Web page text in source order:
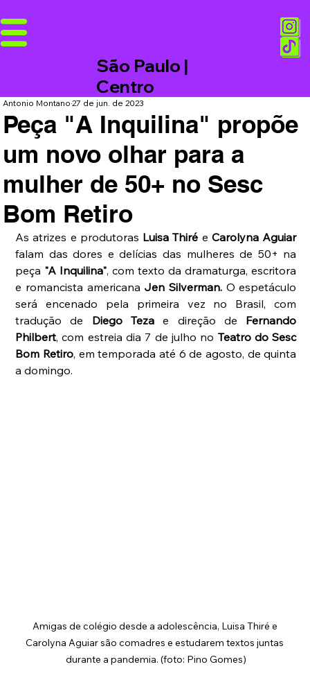
São Paulo |
Centro
Peça "A Inquilina" propõe
um novo olhar para a
mulher de 50+ no Sesc
Bom Retiro
Antonio Montano27 de jun. de 2023
As atrizes e produtoras Luisa Thiré e Carolyna Aguiar
falam das dores e delícias das mulheres de 50+ na
peça "A Inquilina", com texto da dramaturga, escritora
e romancista americana Jen Silverman. O espetáculo
será encenado pela primeira vez no Brasil, com
tradução de Diego Teza e direção de Fernando
Philbert, com estreia dia 7 de julho no Teatro do Sesc
Bom Retiro, em temporada até 6 de agosto, de quinta
a domingo.
Amigas de colégio desde a adolescência, Luisa Thiré e
Carolyna Aguiar são comadres e estudarem textos juntas
durante a pandemia. (foto: Pino Gomes)